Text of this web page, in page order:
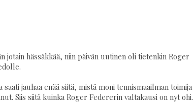
jotain hässäkkää, niin päivän uutinen oli tietenkin Roger
jauhaa enää siitä, mistä moni tennismaailman toimija
Siis siitä kuinka Roger Federerin valtakausi on nyt ohi.